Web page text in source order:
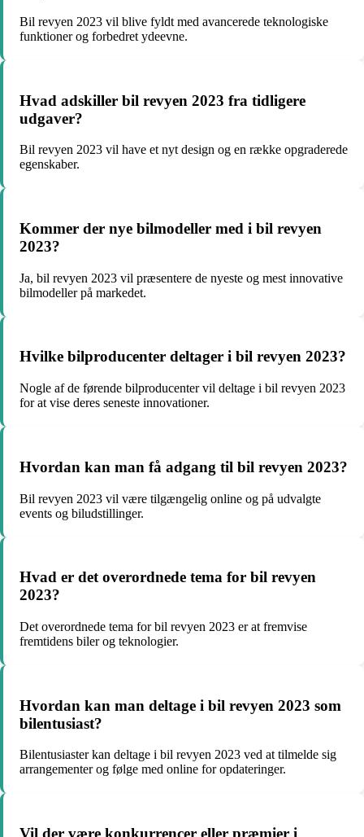
Bil revyen 2023 vil blive fyldt med avancerede teknologiske
funktioner og forbedret ydeevne.
Hvad adskiller bil revyen 2023 fra tidligere
udgaver?
Bil revyen 2023 vil have et nyt design og en række opgraderede
egenskaber.
Kommer der nye bilmodeller med i bil revyen
2023?
Ja, bil revyen 2023 vil præsentere de nyeste og mest innovative
bilmodeller på markedet.
Hvilke bilproducenter deltager i bil revyen 2023?
Nogle af de førende bilproducenter vil deltage i bil revyen 2023
for at vise deres seneste innovationer.
Hvordan kan man få adgang til bil revyen 2023?
Bil revyen 2023 vil være tilgængelig online og på udvalgte
events og biludstillinger.
Hvad er det overordnede tema for bil revyen
2023?
Det overordnede tema for bil revyen 2023 er at fremvise
fremtidens biler og teknologier.
Hvordan kan man deltage i bil revyen 2023 som
bilentusiast?
Bilentusiaster kan deltage i bil revyen 2023 ved at tilmelde sig
arrangementer og følge med online for opdateringer.
Vil der være konkurrencer eller præmier i